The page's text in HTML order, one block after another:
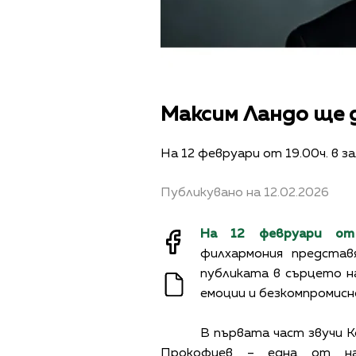
Максим Ландо ще
На 12 февруари от 19.00ч. в
Публикувано на 12.02.2026
На 12 февруари от
филхармония
публиката в сърцето
емоции и
В първата част звучи